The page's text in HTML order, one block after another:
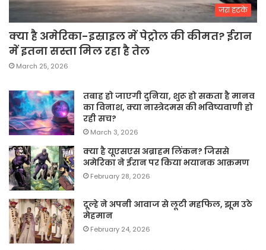
जरा हटके
क्या है अमेरिका-इस्राइल में पेट्रोल की कीमत? ईरान
में इतना सस्ता मिल रहा है तेल
March 25, 2026
तबाह हो जाएगी दुनिया, शुरू हो सकता है मानव
का विनाश, क्या नास्त्रेदमस की भविष्यवाणी हो
रही सच?
March 3, 2026
क्या है यूएसएस अब्राहम लिंकन? जिससे
अमेरिका ने ईरान पर किया भयानक आक्रमण
February 28, 2026
दूल्हे ने अपनी आवाज से लूटी महफिल, झूम उठे
मेहमान
February 24, 2026